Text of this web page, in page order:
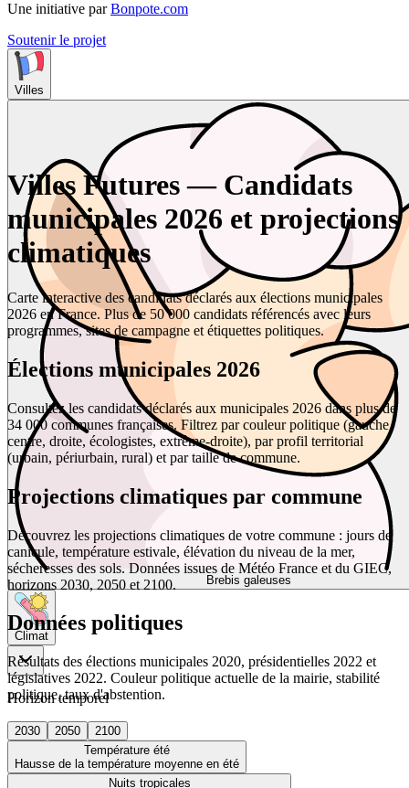
Une initiative par Bonpote.com
Soutenir le projet
Villes
Brebis galeuses
Climat
Horizon temporel
2030 2050
2100
Température été
Hausse de la température moyenne en été
Nuits tropicales
Villes Futures — Candidats
municipales 2026 et projections
climatiques
Carte interactive des candidats déclarés aux élections municipales
2026 en France. Plus de 50 000 candidats référencés avec leurs
programmes, sites de campagne et étiquettes politiques.
Élections municipales 2026
Consultez les candidats déclarés aux municipales 2026 dans plus de
34 000 communes françaises. Filtrez par couleur politique (gauche,
centre, droite, écologistes, extrême-droite), par profil territorial
(urbain, périurbain, rural) et par taille de commune.
Projections climatiques par commune
Découvrez les projections climatiques de votre commune : jours de
canicule, température estivale, élévation du niveau de la mer,
sécheresses des sols. Données issues de Météo France et du GIEC,
horizons 2030, 2050 et 2100.
Données politiques
Résultats des élections municipales 2020, présidentielles 2022 et
législatives 2022. Couleur politique actuelle de la mairie, stabilité
politique, taux d'abstention.